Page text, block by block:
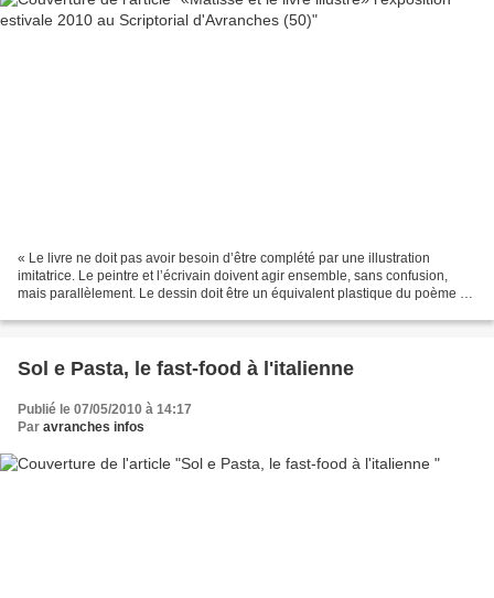
« Le livre ne doit pas avoir besoin d’être complété par une illustration
imitatrice. Le peintre et l’écrivain doivent agir ensemble, sans confusion,
mais parallèlement. Le dessin doit être un équivalent plastique du poème ».
Sol e Pasta, le fast-food à l'italienne
Publié le 07/05/2010 à 14:17
Par avranches infos